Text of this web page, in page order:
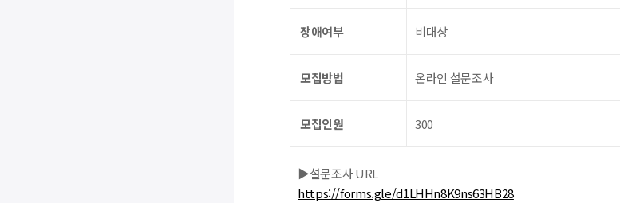
장애여부 비대상
모집방법 온라인 설문조사
모집인원 300
▶설문조사 URL
https://forms.gle/d1LHHn8K9ns63HB28